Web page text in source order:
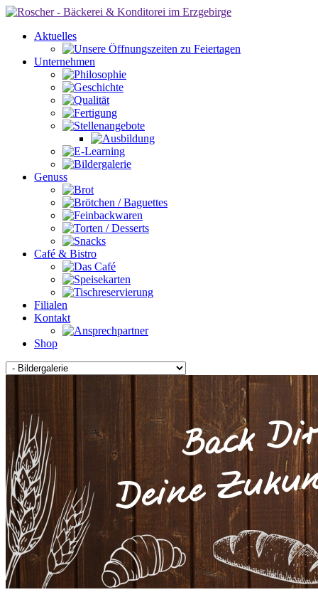
Aktuelles
Unternehmen
Genuss
Café & Bistro
Filialen
Kontakt
Shop